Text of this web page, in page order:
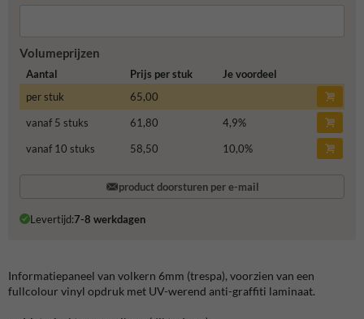
Volumeprijzen
Aantal Prijs per stuk
Je voordeel
per stuk
65,00
vanaf 5 stuks
61,80 4,9%
vanaf 10 stuks
58,50 10,0%
product doorsturen per e-mail
Levertijd:7-8 werkdagen
Informatiepaneel van volkern 6mm (trespa), voorzien van een
fullcolour vinyl opdruk met UV-werend anti-graffiti laminaat.